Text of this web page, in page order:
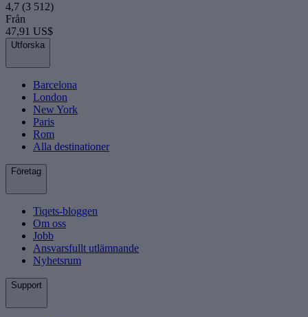
4,7 (3 512)
Från
47,91 US$
Utforska
Barcelona
London
New York
Paris
Rom
Alla destinationer
Företag
Tiqets-bloggen
Om oss
Jobb
Ansvarsfullt utlämnande
Nyhetsrum
Support